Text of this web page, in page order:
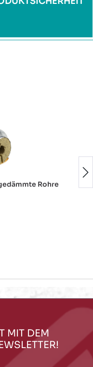
Rohre
MIT DEM